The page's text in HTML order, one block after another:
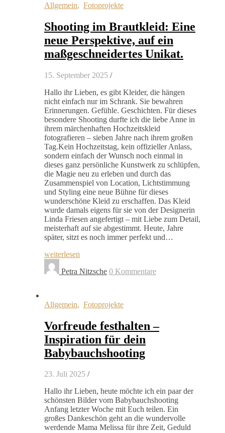
Allgemein, Fotoprojekte
Shooting im Brautkleid: Eine
neue Perspektive, auf ein
maßgeschneidertes Unikat.
15. September 2025 /
Hallo ihr Lieben, es gibt Kleider, die hängen
nicht einfach nur im Schrank. Sie bewahren
Erinnerungen. Gefühle. Geschichten. Für dieses
besondere Shooting durfte ich die liebe Anne in
ihrem märchenhaften Hochzeitskleid
fotografieren – sieben Jahre nach ihrem großen
Tag.Kein Hochzeitstag, kein offizieller Anlass,
sondern einfach der Wunsch noch einmal in
dieses ganz persönliche Kunstwerk zu schlüpfen,
die Magie neu zu erleben und durch das
Zusammenspiel von Location, Lichtstimmung
und Styling eine neue Bühne für dieses
wunderschöne Kleid zu erschaffen. Das Kleid
wurde damals eigens für sie von der Designerin
Linda Friesen angefertigt – mit Liebe zum Detail,
meisterhaft auf sie abgestimmt. Heute, Jahre
später, sitzt es noch immer perfekt und…
weiterlesen
Petra Nitzsche 0 Kommentare
Allgemein, Fotoprojekte
Vorfreude festhalten –
Inspiration für dein
Babybauchshooting
23. Juli 2025 /
Hallo ihr Lieben, heute möchte ich ein paar der
schönsten Bilder vom Babybauchshooting
Anfang letzter Woche mit Euch teilen. Ein
großes Dankeschön geht an die wundervolle
werdende Mama Melissa für ihre Zeit, Geduld